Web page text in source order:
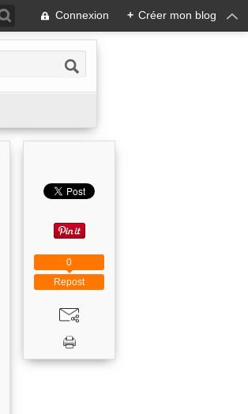
Connexion + Créer mon blog
Repost
0